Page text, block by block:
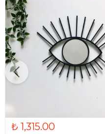
₺ 1,315.00